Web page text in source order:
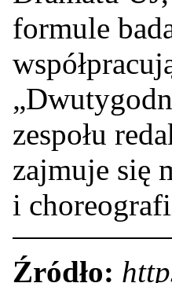
formule
zespołu
zajmuje się
i
Źródło: